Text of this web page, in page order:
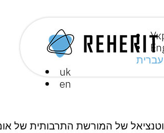
עברית
uk
en